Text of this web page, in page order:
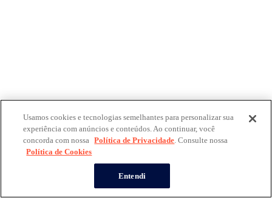
Usamos cookies e tecnologias semelhantes para personalizar sua
experiência com anúncios e conteúdos. Ao continuar, você
concorda com nossa Política de Privacidade. Consulte nossa
Política de Cookies
Entendi